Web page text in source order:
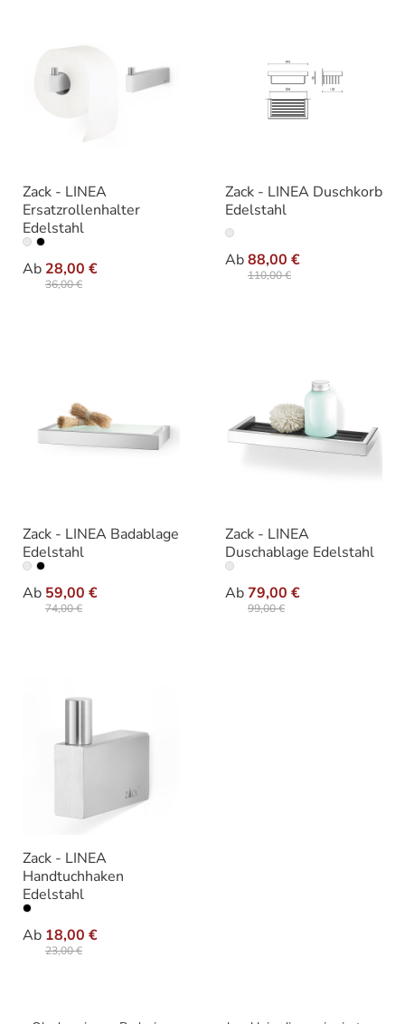
Zack - LINEA
Ersatzrollenhalter
Edelstahl
Ab 28,00 €
36,00 €
Ausführung
Zack - LINEA Duschkorb
Edelstahl
Ab88,00 €
110,00 €
Ausführung
Zack - LINEA Badablage
Edelstahl
Ab 59,00 €
74,00 €
Ausführung
Zack - LINEA
Duschablage Edelstahl
Ab79,00 €
99,00 €
Ausführung
Zack - LINEA
Handtuchhaken
Edelstahl
Ab 18,00 €
23,00 €
Ausführung